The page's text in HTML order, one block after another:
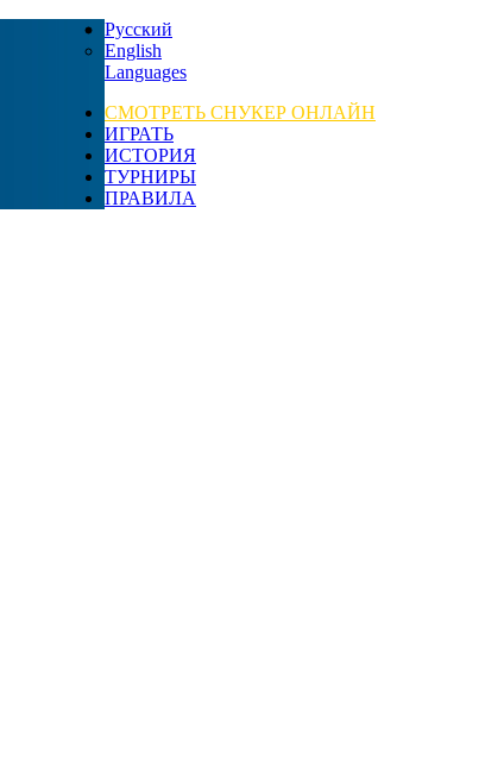
Русский
English
Languages
СМОТРЕТЬ СНУКЕР ОНЛАЙН
ИГРАТЬ
ИСТОРИЯ
ТУРНИРЫ
ПРАВИЛА